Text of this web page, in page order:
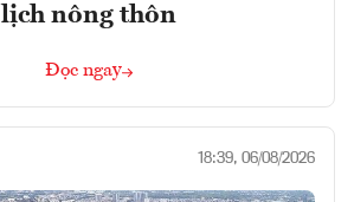
lịch nông thôn
Đọc ngay
18:39, 06/08/2026